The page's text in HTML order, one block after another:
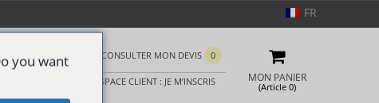
CONSULTER MON DEVIS 0
ESPACE CLIENT : JE M’INSCRIS MON PANIER
(Article 0)
FR
you want